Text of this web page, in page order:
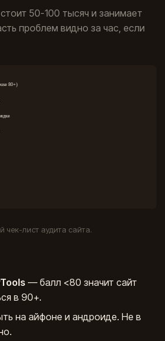
50-100 тысяч и занимает
проблем видно за час, если
чек-лист аудита сайта.
— балл <80 значит сайт
в 90+.
на айфоне и андроиде. Не в